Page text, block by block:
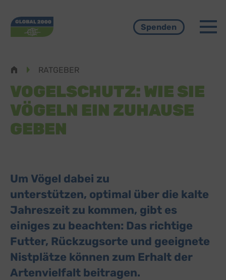
Spenden
RATGEBER
VOGELSCHUTZ: WIE SIE
VÖGELN EIN ZUHAUSE
GEBEN
Um Vögel dabei zu
unterstützen, optimal über die kalte
Jahreszeit zu kommen, gibt es
einiges zu beachten: Das richtige
Futter, Rückzugsorte und geeignete
Nistplätze können zum Erhalt der
Artenvielfalt beitragen.